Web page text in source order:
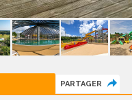
PARTAGER